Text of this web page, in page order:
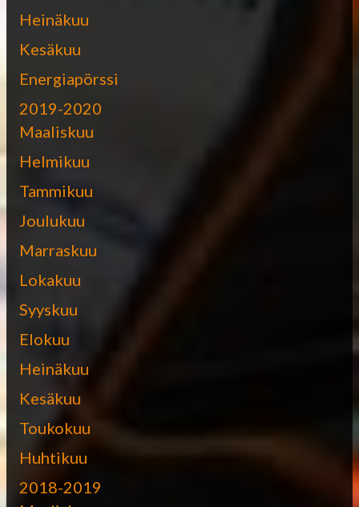
Heinäkuu
Kesäkuu
Energiapörssi
2019-2020
Maaliskuu
Helmikuu
Tammikuu
Joulukuu
Marraskuu
Lokakuu
Syyskuu
Elokuu
Heinäkuu
Kesäkuu
Toukokuu
Huhtikuu
2018-2019